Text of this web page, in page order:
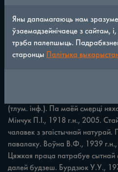
здохне. Лушчык В.І., 1930 г.н.,
"Трэба ж тоўстпым бараніцца
Квас. "Палюбі мяне, як я па-
апрануся па-съвяточнаму,
(тлум. інф.). Па маёй смерці
Мінчук П.І., 1918 г.н., 2005.
чалавек з эгаістычнай
павалаку. Воўна В.Ф., 1939
Цяжкая праца патрабуе
далей будзеш. Бурдзюк У.У.,
Яны дапамагаюць нам
ўзаемадзейнічаеце з сайтам,
трэба палепшыць.
старонцы
Палітыка